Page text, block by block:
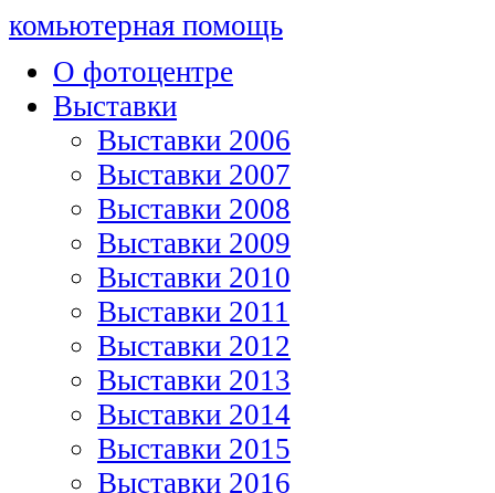
комьютерная помощь
О фотоцентре
Выставки
Выставки 2006
Выставки 2007
Выставки 2008
Выставки 2009
Выставки 2010
Выставки 2011
Выставки 2012
Выставки 2013
Выставки 2014
Выставки 2015
Выставки 2016